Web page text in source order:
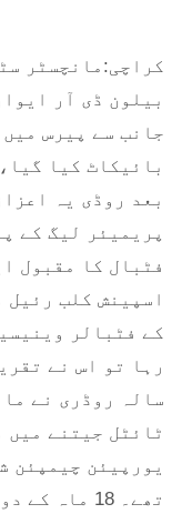
کراچی:مانچسٹر
بیلون ڈی آر
جانب سے پیرس
بعد روڈی یہ
پریمیئر لیگ کے
فٹبال کا مقبول
اسپینش کلب
کے فٹبالر
سالہ روڈری نے
ٹائٹل جیتنے میں
یورپیئن چیمپئن
تھے۔ 18